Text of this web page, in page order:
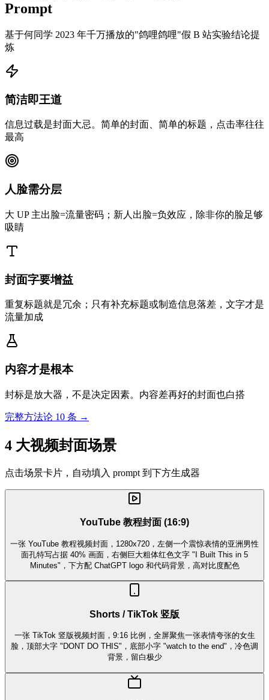
Prompt
基于何同学 2023 年千万播放的"鸽哩鸽哩"假 B 站实验结论提
炼
简洁即王道
信息过载是封面大忌。简单的封面、简单的标题，点击率往往
最高
人脸需分层
大 UP 主出脸=流量密码；新人出脸=负效应，除非你的脸足够
吸睛
封面字要增益
重复标题就是冗余；只有补充标题或制造信息落差，文字才是
流量加成
内容才是根本
封标是放大器，不是决定因素。内容差再好的封面也白搭
完整方法论 10 条 →
4 大视频封面场景
点击场景卡片，自动填入 prompt 到下方生成器
YouTube 教程封面 (16:9)
一张 YouTube 教程视频封面，1280x720，左侧一个震惊表情的亚洲男性
面孔特写占据 40% 画面，右侧巨大粗体红色文字 "I Built This in 5
Minutes"，下方配 ChatGPT logo 和代码背景，高对比度配色
Shorts / TikTok 竖版
一张 TikTok 竖版视频封面，9:16 比例，全屏聚焦一张表情夸张的女生
脸，顶部大字 "DONT DO THIS"，底部小字 "watch to the end"，冷色调
背景，留白极少